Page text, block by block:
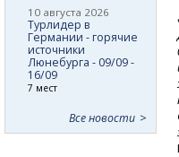
10 августа 2026
Турлидер в
Германии - горячие
источники
Люнебурга - 09/09 -
16/09
7 мест
Все новости